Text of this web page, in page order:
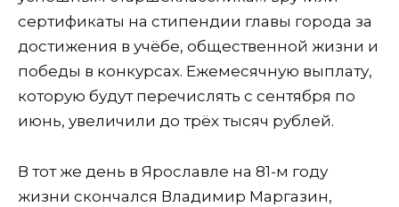
сертификаты на стипендии главы города за
достижения в учёбе, общественной жизни и
победы в конкурсах. Ежемесячную выплату,
которую будут перечислять с сентября по
июнь, увеличили до трёх тысяч рублей.
В тот же день в Ярославле на 81-м году
жизни скончался Владимир Маргазин,